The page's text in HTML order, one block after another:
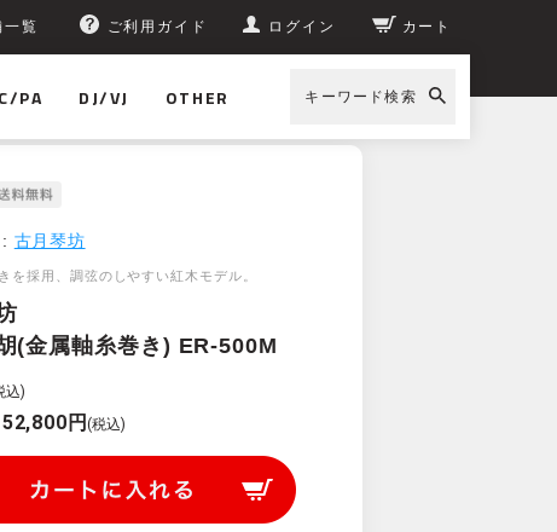
覧 ご利用ガイド ログイン カート
PA DJ/VJ OTHER キーワード検索
古月琴坊
を採用、調弦のしやすい紅木モデル。
(金属軸糸巻き) ER-500M
込)
52,800円(税込)